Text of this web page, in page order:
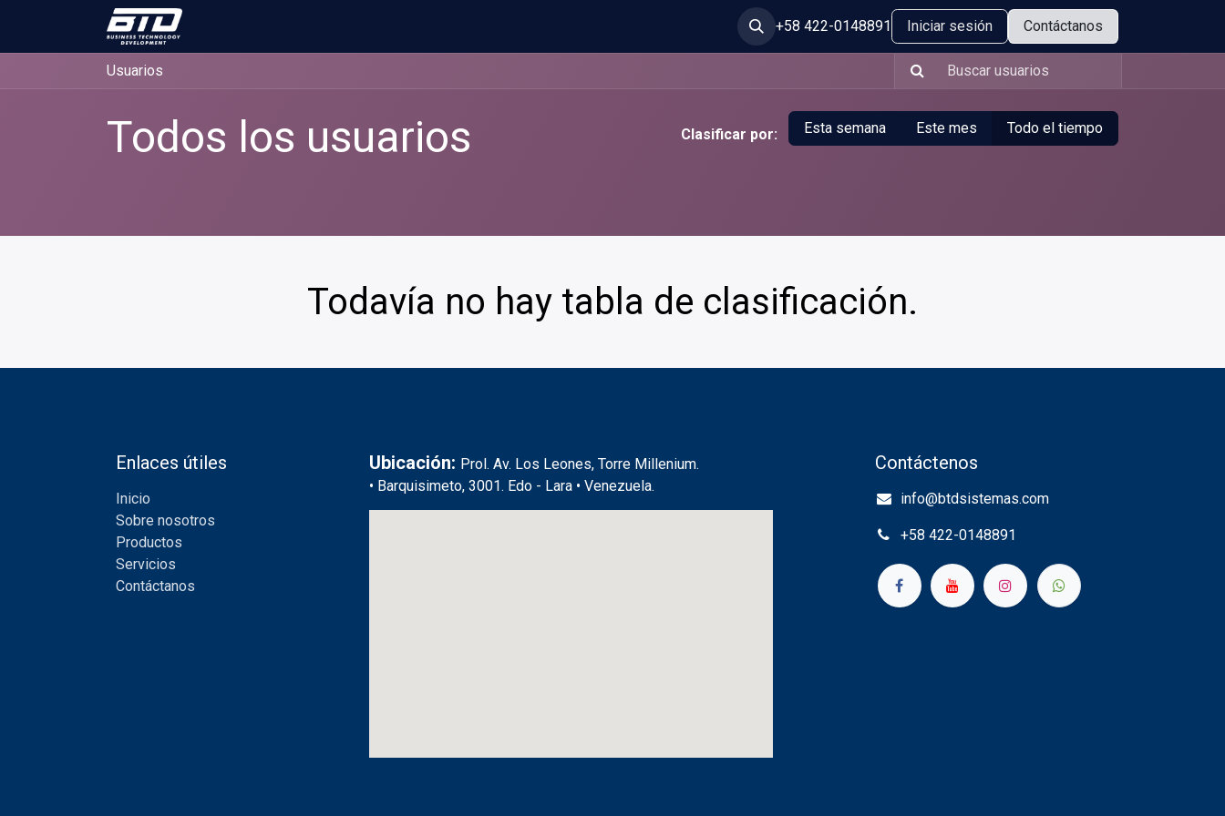
Aprende Empleos
+58 422-0148891 Iniciar sesión Contáctanos
Usuarios
Todos los usuarios Clasificar por: Esta semana Este mes Todo el tiempo
Todavía no hay tabla de clasificación.
Enlaces útiles
Inicio
Sobre nosotros
Productos
Servicios
Contáctanos
Ubicación: Prol. Av. Los Leones, Torre Millenium.
• Barquisimeto, 3001. Edo - Lara • Venezuela.
Contáctenos
info@btdsistemas.com
+58 422-0148891